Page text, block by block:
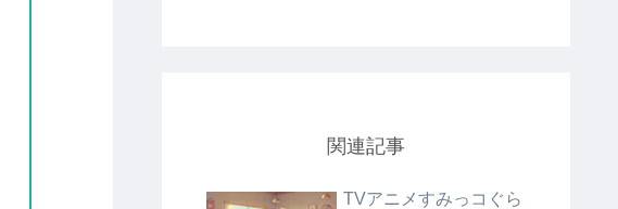
関連記事
TVアニメすみっコぐら